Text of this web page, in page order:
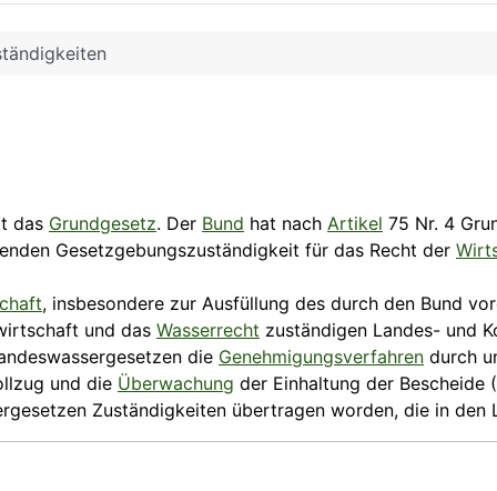
das Grundgesetz. Der Bund hat nach Artikel 75 Nr. 4
Gesetzgebungs­zuständigkeit für das Recht der
, insbesondere zur Ausfüllung des durch den Bund
und das Wasserrecht zuständigen Landes- und
die Genehmigungs­verfahren durch
und die Überwachung der Einhaltung der Bescheide
Zuständigkeiten übertragen worden, die in den